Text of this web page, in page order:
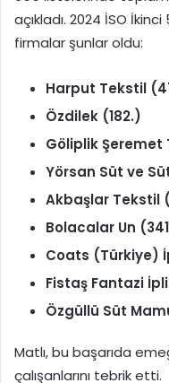
açıkladı. 2024 İSO
firmalar şunlar oldu:
Harput Tekstil
Özdilek (182.)
Göliplik Şeremet
Yörsan Süt ve
Akbaşlar Tekstil
Bolacalar Un
Coats (Türkiye)
Fistaş Fantazi
Özgüllü Süt
Matlı, bu başarıda
çalışanlarını tebrik etti.